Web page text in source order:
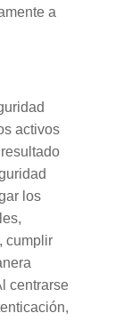
a
activos
los
cumplir
centrarse